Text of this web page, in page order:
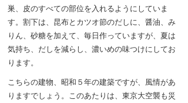
巣、皮のすべての部位を入れるようにしていま
す。割下は、昆布とカツオ節のだしに、醤油、み
りん、砂糖を加えて、毎日作っていますが、夏は
気持ち、だしを減らし、濃いめの味つけにしてお
ります。
こちらの建物、昭和５年の建築ですが、風情があ
りますでしょう。このあたりは、東京大空襲も災